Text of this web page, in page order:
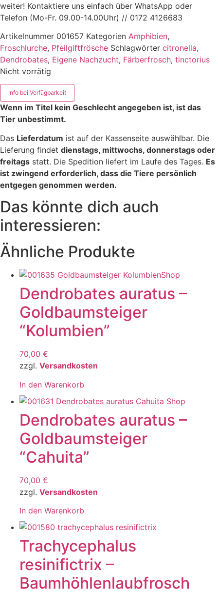
weiter! Kontaktiere uns einfach über WhatsApp oder
Telefon (Mo-Fr. 09.00-14.00Uhr) // 0172 4126683
Artikelnummer 001657 Kategorien Amphibien,
Froschlurche, Pfeilgiftfrösche Schlagwörter citronella,
Dendrobates, Eigene Nachzucht, Färberfrosch, tinctorius
Nicht vorrätig
Info bei Verfügbarkeit
Wenn im Titel kein Geschlecht angegeben ist, ist das
Tier unbestimmt.
Das Lieferdatum ist auf der Kassenseite auswählbar. Die
Lieferung findet dienstags, mittwochs, donnerstags oder
freitags statt. Die Spedition liefert im Laufe des Tages. Es
ist zwingend erforderlich, dass die Tiere persönlich
entgegen genommen werden.
Das könnte dich auch
interessieren:
Ähnliche Produkte
Dendrobates auratus –
Goldbaumsteiger
“Kolumbien”
70,00 €
zzgl. Versandkosten
In den Warenkorb
Dendrobates auratus –
Goldbaumsteiger
“Cahuita”
70,00 €
zzgl. Versandkosten
In den Warenkorb
Trachycephalus
resinifictrix –
Baumhöhlenlaubfrosch